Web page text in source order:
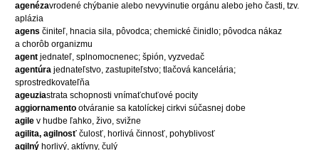
agenézavrodené chýbanie alebo nevyvinutie orgánu alebo jeho časti, tzv.
aplázia
agens činiteľ, hnacia sila, pôvodca; chemické činidlo; pôvodca nákaz
a chorôb organizmu
agent jednateľ, splnomocnenec; špión, vyzvedač
agentúra jednateľstvo, zastupiteľstvo; tlačová kancelária;
sprostredkovateľňa
ageuziastrata schopnosti vnímaťchuťové pocity
aggiornamento otváranie sa katolíckej cirkvi súčasnej dobe
agile v hudbe ľahko, živo, svižne
agilita, agilnosť čulosť, horlivá činnosť, pohyblivosť
agilný horlivý, aktívny, čulý